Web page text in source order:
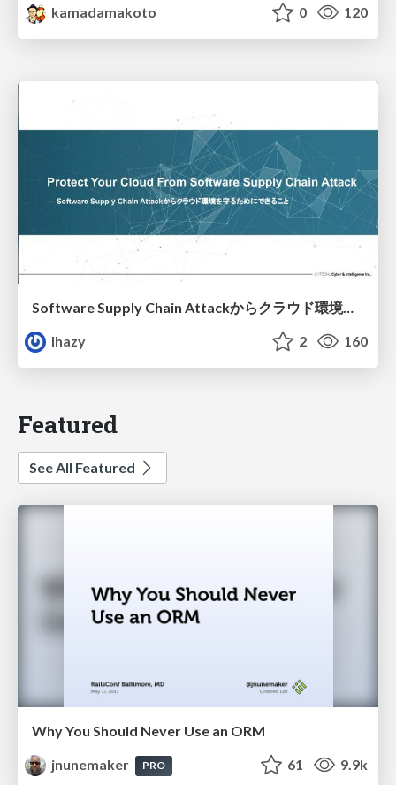
kamadamakoto
0 120
Software Supply Chain Attackからクラウド環境を守るためにできること
lhazy
2 160
Featured
See All Featured
Why You Should Never Use an ORM
jnunemaker
PRO 61 9.9k